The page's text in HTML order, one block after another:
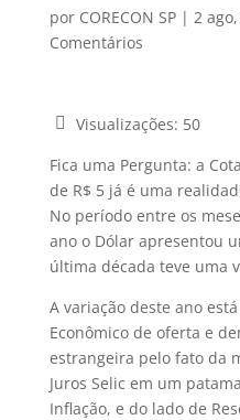
por CORECON SP| 2
Comentários
Visualizações: 50
Fica uma Pergunta: a
de R$ 5 já é uma
No período entre os
ano o Dólar apresentou
última década teve uma
A variação deste ano
Econômico de oferta e
estrangeira pelo fato da
Juros Selic em um
Inflação, e do lado de